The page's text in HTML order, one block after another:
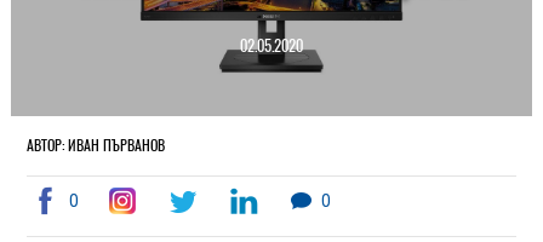
02.05.2020
АВТОР: ИВАН ПЪРВАНОВ
0 0